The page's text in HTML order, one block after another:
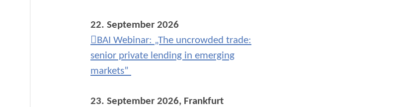
22. September 2026
BAI Webinar: „The uncrowded trade:
senior private lending in emerging
markets”
23. September 2026, Frankfurt